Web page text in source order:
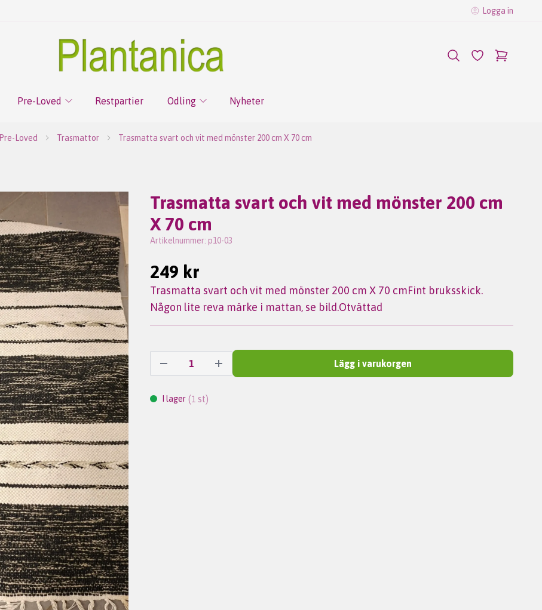
Logga in
Pre-Loved Restpartier Odling Nyheter
Pre-Loved Trasmattor Trasmatta svart och vit med mönster 200 cm X 70 cm
Trasmatta svart och vit med mönster 200 cm
X 70 cm
Artikelnummer: p10-03
249 kr
Trasmatta svart och vit med mönster 200 cm X 70 cmFint bruksskick.
Någon lite reva märke i mattan, se bild.Otvättad
Lägg i varukorgen
I lager (1 st)